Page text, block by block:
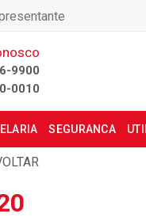
9900
0010
SEGURANCA